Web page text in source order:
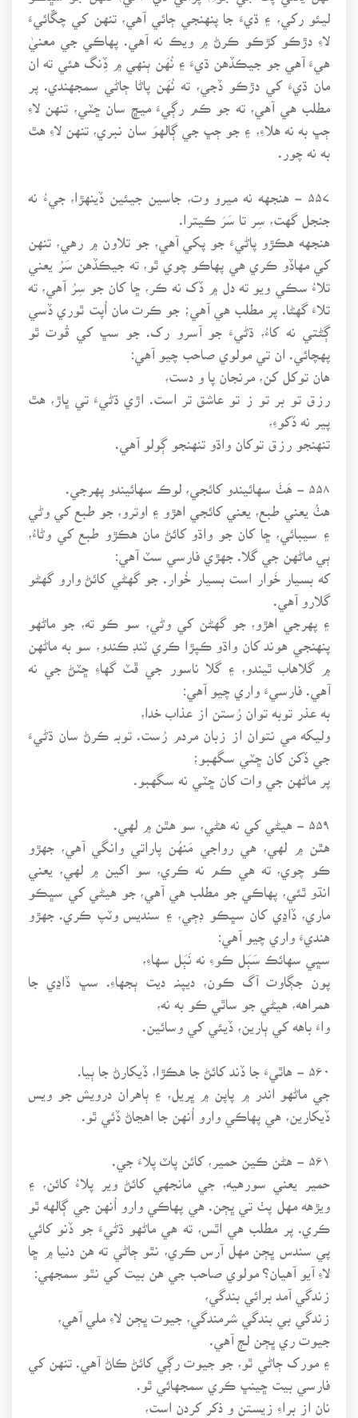
ليئو رکي، ۽ ڌيءَ جا پنهنجي ڄائي آهي، تنهن کي چڱائيءَ
لاءِ دڙڪو کڙڪو ڪرڻ ۾ ويڪ نه آهي. پهاڪي جي معنيٰ
هيءَ آهي جو جيڪڏهن ڌيءَ ۽ نُهَن ٻنهي ۾ ڏِنگ هئي ته ان
مان ڌيءَ کي دڙڪو ڏجي، ته نُهَن پاڻا ڄاڻي سمجهندي. پر
مطلب هي آهي، ته جو ڪم رڳيءَ ميڇ سان ڇٽي، تنهن لاءِ
ڄڀ به نه هلاءِ، ۽ جو ڄڀ جي ڳالهوَ سان نبري، تنهن لاءِ هٿ
۵۵۷ - هنجهه نه ميرو وت، جاسين جيئين ڏينهڙا، جيءُ نه
جنجل گهت، سِر تا سَرَ ڪيترا.
هنجهه هڪڙو پاڻيءَ جو پکي آهي، جو تلاون ۾ رهي، تنهن
کي مهاڏو ڪري هي پهاڪو چوي ٿو، ته جيڪڏهن سَرُ يعني
تلاءُ سڪي ويو ته دل ۾ ڏک نه ڪر، ڇا کان جو سِرُ آهي، ته
تلاءَ گهڻا. پر مطلب هي آهي؛ جو ڪرت مان اُپت ٿوري ڏسي
ڳڻتي نه کاءُ، ڌڻيءَ جو آسرو رک. جو سڀ کي قُوت ٿو
پهچائي. ان تي مولوي صاحب چيو آهي:
هان توکل کن، مرنجان پا و دست،
رزق تو بر تو ز تو عاشق تر است. اڙي ڌڻيءَ تي ڀاڙ، هٿ
پير نه ڏکوءِ،
تنهنجو رزق توکان واڌو تنهنجو ڳولو آهي.
هٺُ يعني طبع، يعني کائجي اهڙو ۽ اوترو، جو طبع کي وڻي
۽ سيبائي، ڇا کان جو واڌو کائڻ مان هڪڙو طبع کي وڻاءُ،
ٻي ماڻهن جي گلا. جهڙي فارسي سٽ آهي:
که بسيار خَوار است بسيار خُوار. جو گهڻي کائڻ وارو گهڻو
گلارو آهي.
۽ پهرجي اهڙو، جو گهڻن کي وڻي، سو ڪو ته، جو ماڻهو
پنهنجي هوند کان واڌو ڪپڙا ڪري ٽنڊ ڪندو، سو به ماڻهن
۾ گلاهاب ٿيندو، ۽ گلا ناسور جي ڦٽ گهاءِ ڇٽڻ جي نه
آهي. فارسيءَ واري چيو آهي:
به عذر توبه توان رُستن از عذاب خدا،
وليکه مي نتوان از زبان مردم رُست. توبہ ڪرڻ سان ڌڻيءَ
جي ڏکن کان ڇٽي سگهبو؛
پر ماڻهن جي وات کان ڇٽي نه سگهبو.
هٿن ۾ لهي، هي رواجي مَنهُن پاراتي وانگي آهي، جهڙو
ڪو چوي، ته هي ڪم نه ڪري، سو اکين ۾ لهي، يعني
انڌو ٿئي، پهاڪي جو مطلب هي آهي، جو هيڻي کي سڀڪو
ماري، ڏاڍي کان سڀڪو ڊڄي، ۽ سنديس وٽپ ڪري. جهڙو
هنديءَ واري چيو آهي:
سڀي سهائڪ سَٻَل ڪوءِ نه نَٻَل سهاءِ،
پون جڳاوت آگ ڪون، ديپنہ ديت ٻجهاءِ. سڀ ڏاڍي جا
همراهه، هيڻي جو ساٿي ڪو به نه،
واءَ باهه کي ٻارين، ڏيئي کي وسائين.
جي ماڻهو اندر ۾ پاپن ۾ ڀريل، ۽ ٻاهران درويش جو ويس
ڏيکارين، هي پهاڪي وارو اُنهن جا اهڃاڻ ڏئي ٿو.
حمير يعني سورهيه، جي مانجهي کائڻ وير پلاءُ کائن، ۽
ويڙهه مهل پٺ تي ڀڄن. هي پهاڪي وارو اُنهن جي ڳالهه ٿو
ڪري. پر مطلب هي اٿس، ته هي ماڻهو ڌڻيءَ جو ڏنو کائي
پي سندس ڀڄن مهل آرس ڪري، نٿو ڄاڻي ته هن دنيا ۾ ڇا
لاءِ آيو آهيان؟ مولوي صاحب جي هن بيت کي نٿو سمجهي:
زندگي آمد برائي بندگي،
زندگي بي بندگي شرمندگي، جيوت ڀڄن لاءِ ملي آهي،
جيوت ري ڀڄن لڄ آهي.
۽ مورک ڄاڻي ٿو، جو جيوت رڳي کائڻ ڪاڻ آهي. تنهن کي
فارسي بيت ڇينڀ ڪري سمجهائي ٿو.
نان از براءِ زيستن و ذکر کردن است،